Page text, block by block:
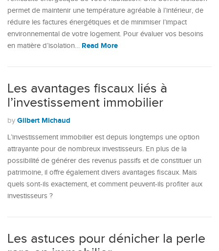
permet de maintenir une température agréable à l’intérieur, de
réduire les factures énergétiques et de minimiser l’impact
environnemental de votre logement. Pour évaluer vos besoins
en matière d’isolation… Read More
Les avantages fiscaux liés à
l’investissement immobilier
by Gilbert Michaud
L’investissement immobilier est depuis longtemps une option
attrayante pour de nombreux investisseurs. En plus de la
possibilité de générer des revenus passifs et de constituer un
patrimoine, il offre également divers avantages fiscaux. Mais
quels sont-ils exactement, et comment peuvent-ils profiter aux
investisseurs ?
Les astuces pour dénicher la perle